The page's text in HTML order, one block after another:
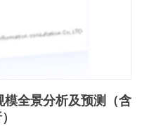
全景分析及预测（含